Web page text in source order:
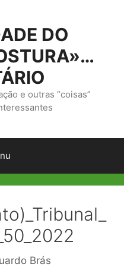
DO
e outras “coisas”
Brás